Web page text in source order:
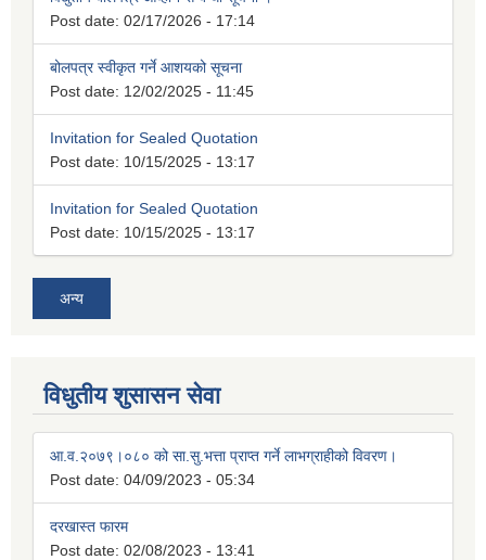
Post date: 02/17/2026 - 17:14
बोलपत्र स्वीकृत गर्ने आशयको सूचना
Post date: 12/02/2025 - 11:45
Invitation for Sealed Quotation
Post date: 10/15/2025 - 13:17
Invitation for Sealed Quotation
Post date: 10/15/2025 - 13:17
अन्य
विधुतीय शुसासन सेवा
आ.व.२०७९।०८० को सा.सु.भत्ता प्राप्त गर्ने लाभग्राहीको विवरण।
Post date: 04/09/2023 - 05:34
दरखास्त फारम
Post date: 02/08/2023 - 13:41